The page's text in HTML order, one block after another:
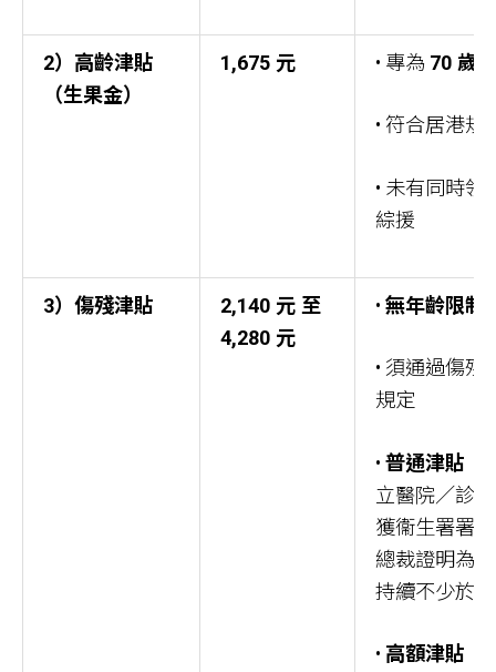
2）高齡津貼
（生果金）
1,675 元 • 專為 70 歲
• 符合居港規
• 未有同時
綜援
3）傷殘津貼
2,140 元 至
4,280 元
•無年齡限制
• 須通過傷
規定
•普通津貼（
立醫院／診
獲衞生署署
總裁證明為
持續不少於6
• 高額津貼（